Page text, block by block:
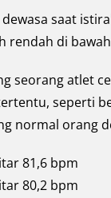
saat
rendah di
seorang atlet
seperti
normal orang
81,6 bpm
80,2 bpm